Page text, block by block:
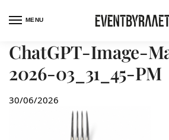
MENU
ChatGPT-Image-
2026-03_31_45-PM
30/06/2026